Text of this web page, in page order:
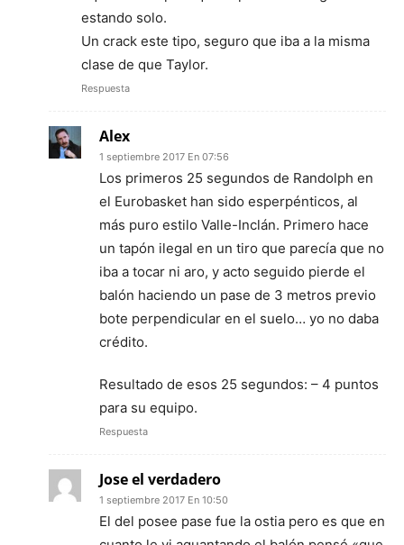
estando solo.
Un crack este tipo, seguro que iba a la misma
clase de que Taylor.
Respuesta
Alex
1 septiembre 2017 En 07:56
Los primeros 25 segundos de Randolph en
el Eurobasket han sido esperpénticos, al
más puro estilo Valle-Inclán. Primero hace
un tapón ilegal en un tiro que parecía que no
iba a tocar ni aro, y acto seguido pierde el
balón haciendo un pase de 3 metros previo
bote perpendicular en el suelo… yo no daba
crédito.
Resultado de esos 25 segundos: – 4 puntos
para su equipo.
Respuesta
Jose el verdadero
1 septiembre 2017 En 10:50
El del posee pase fue la ostia pero es que en